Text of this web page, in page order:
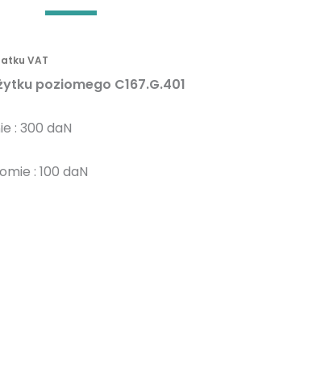
VAT
poziomego C167.G.401
: 300 daN
: 100 daN